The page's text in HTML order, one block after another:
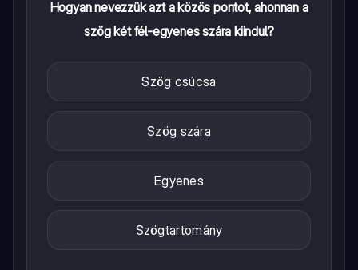
Hogyan nevezzük azt a közös pontot, ahonnan a
szög két fél-egyenes szára kiindul?
Szög csúcsa
Szög szára
Egyenes
Szögtartomány